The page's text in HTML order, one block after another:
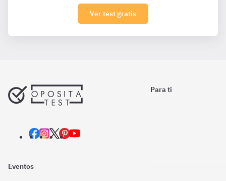
Ver test gratis
Para ti
Eventos